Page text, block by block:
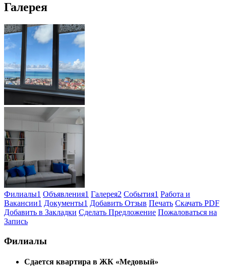
Галерея
Филиалы1 Объявления1 Галерея2 События1 Работа и
Вакансии1 Документы1 Добавить Отзыв Печать Скачать PDF
Добавить в Закладки Сделать Предложение Пожаловаться на
Запись
Филиалы
Сдается квартира в ЖК «Медовый»